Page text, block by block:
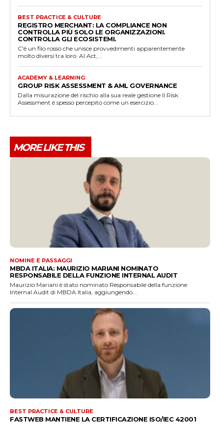
BEST PRACTICE & CULTURE
REGISTRO MERCHANT: LA COMPLIANCE NON
CONTROLLA PIÙ SOLO LE ORGANIZZAZIONI.
CONTROLLA GLI ECOSISTEMI.
C'è un filo rosso che unisce provvedimenti apparentemente
molto diversi tra loro: AI Act,...
ACADEMY & LEARNING
GROUP RISK ASSESSMENT & AML GOVERNANCE
Dalla misurazione del rischio alla sua reale gestione Il Risk
Assessment è spesso percepito come un esercizio...
MORE LIKE THIS
NOMINE E PASSAGGI
MBDA ITALIA: MAURIZIO MARIANI NOMINATO
RESPONSABILE DELLA FUNZIONE INTERNAL AUDIT
Maurizio Mariani è stato nominato Responsabile della funzione
Internal Audit di MBDA Italia, aggiungendo...
BEST PRACTICE & CULTURE
FASTWEB MANTIENE LA CERTIFICAZIONE ISO/IEC 42001